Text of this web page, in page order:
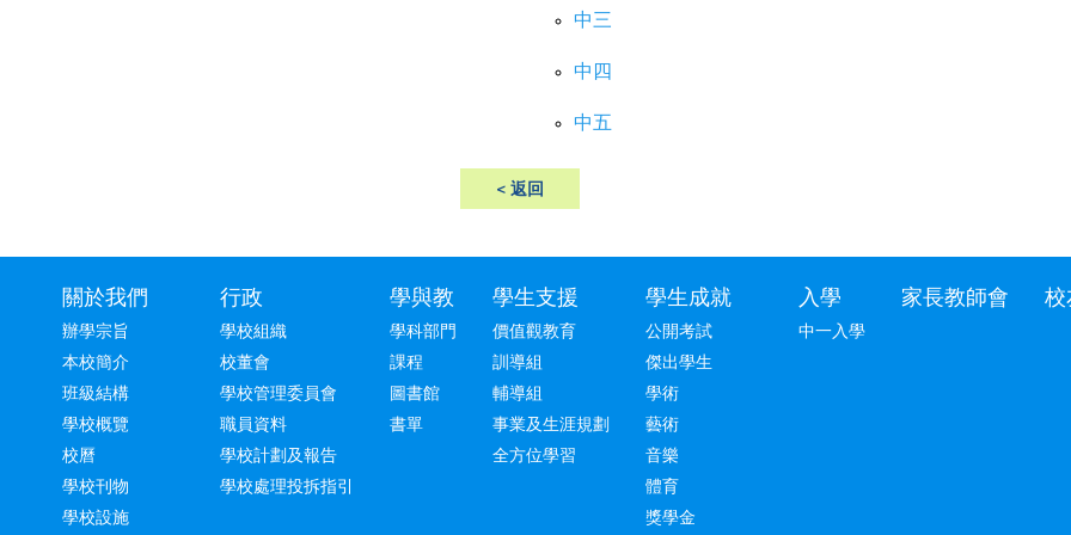
中三
中四
中五
< 返回
關於我們
辦學宗旨
本校簡介
班級結構
學校概覽
校曆
學校刊物
學校設施
行政
學校組織
校董會
學校管理委員會
職員資料
學校計劃及報告
學校處理投拆指引
學與教
學科部門
課程
圖書館
書單
學生支援
價值觀教育
訓導組
輔導組
事業及生涯規劃
全方位學習
學生成就
公開考試
傑出學生
學術
藝術
音樂
體育
獎學金
入學
中一入學
家長教師會 校